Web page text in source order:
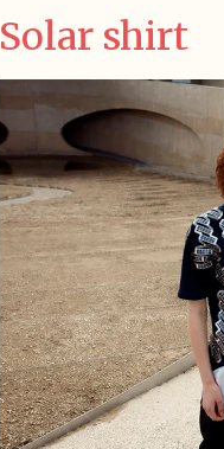
Solar shirt